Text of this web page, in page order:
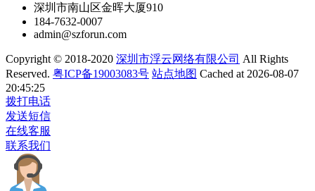
深圳市南山区金晖大厦910
184-7632-0007
admin@szforun.com
Copyright © 2018-2020 深圳市浮云网络有限公司 All Rights
Reserved. 粤ICP备19003083号 站点地图 Cached at 2026-08-07
20:45:25
拨打电话
发送短信
在线客服
联系我们